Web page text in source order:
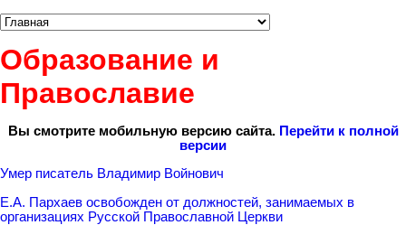
Образование и
Православие
Вы смотрите мобильную версию сайта. Перейти к полной
версии
Умер писатель Владимир Войнович
Е.А. Пархаев освобожден от должностей, занимаемых в
организациях Русской Православной Церкви